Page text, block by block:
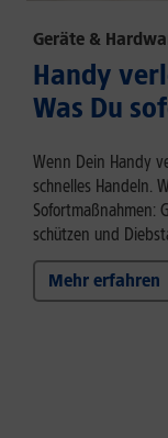
Geräte &
Handy
Was Du
Wenn Dein Handy
schnelles Handeln.
Sofortmaßnahmen:
schützen und
Mehr erfahren